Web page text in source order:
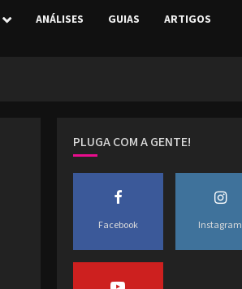
ANÁLISES GUIAS ARTIGOS
PLUGA COM A GENTE!
Facebook Instagram